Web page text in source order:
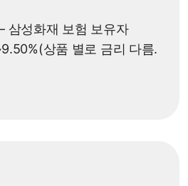
삼성화재 보험 보유자
상품 별로 금리 다름.